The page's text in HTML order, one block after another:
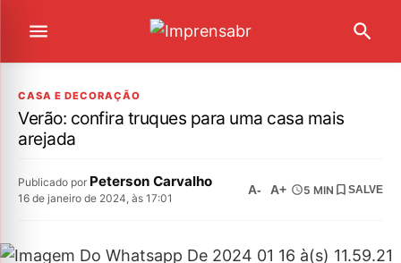
CASA E DECORAÇÃO
Verão: confira truques para uma casa mais
arejada
Publicado por Peterson Carvalho
16 de janeiro de 2024, às 17:01
A- A+ 5 MIN SALVE